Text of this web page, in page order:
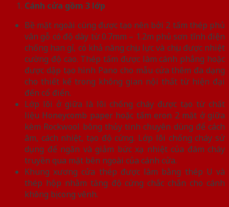
Cánh cửa gồm 3 lớp
Bề mặt ngoài cùng được tạo nên bởi 2 tấm thép phủ
vân gỗ có độ dày từ 0.7mm – 1.2m phủ sơn tĩnh điện
chống han gỉ, có khả năng chịu lực và chịu được nhiệt
cường độ cao. Thép tấm được làm cánh phẳng hoặc
được dập tạo hình Pano cho mẫu cửa thêm đa dạng
cho thiết kế trong không gian nội thất từ hiện đại
đến cổ điển.
Lớp lõi ở giữa là lõi chống cháy được tạo từ chất
liệu Honeycomb paper hoặc tấm eron 2 mặt ở giữa
kèm Rockwool bông thủy tinh chuyên dùng để cách
âm, cách nhiệt, tạo độ cứng. Lớp lõi chống cháy sử
dụng để ngăn và giảm bức xạ nhiệt của đám cháy
truyền qua mặt bên ngoài của cánh cửa.
Khung xương cửa thép được làm bằng thép U và
thép hộp nhằm tăng độ cứng chắc chắn cho cánh
không bị cong vênh.